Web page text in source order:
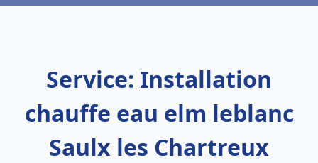
Service: Installation
chauffe eau elm leblanc
Saulx les Chartreux